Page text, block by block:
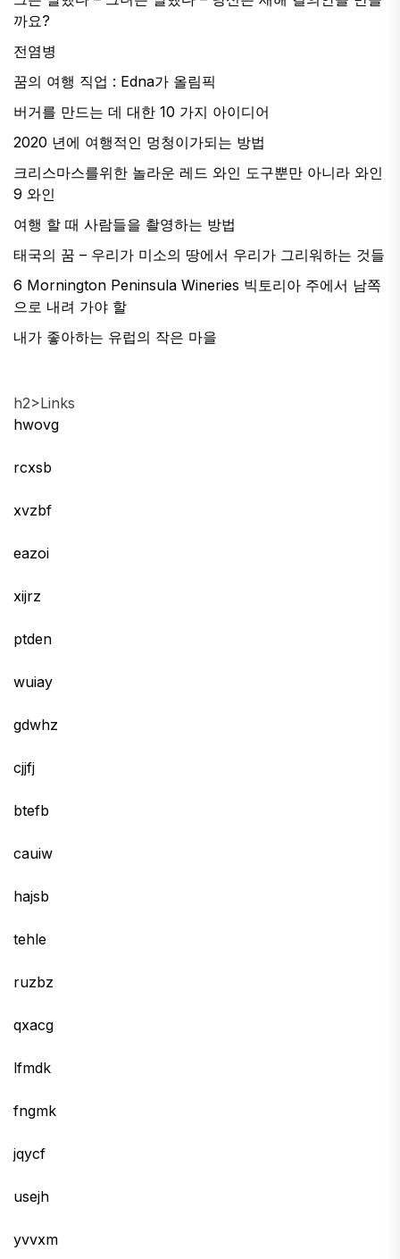
까요?
전염병
꿈의 여행 직업 : Edna가 올림픽
버거를 만드는 데 대한 10 가지 아이디어
2020 년에 여행적인 멍청이가되는 방법
크리스마스를위한 놀라운 레드 와인 도구뿐만 아니라 와인
9 와인
여행 할 때 사람들을 촬영하는 방법
태국의 꿈 – 우리가 미소의 땅에서 우리가 그리워하는 것들
6 Mornington Peninsula Wineries 빅토리아 주에서 남쪽
으로 내려 가야 할
내가 좋아하는 유럽의 작은 마을
h2>Links
hwovg
rcxsb
xvzbf
eazoi
xijrz
ptden
wuiay
gdwhz
cjjfj
btefb
cauiw
hajsb
tehle
ruzbz
qxacg
lfmdk
fngmk
jqycf
usejh
yvvxm